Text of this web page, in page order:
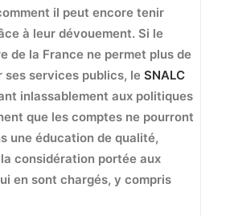
il peut encore tenir
à leur dévouement. Si le
de la France ne permet plus de
services publics, le SNALC
inlassablement aux politiques
que les comptes ne pourront
une éducation de qualité,
considération portée aux
en sont chargés, y compris